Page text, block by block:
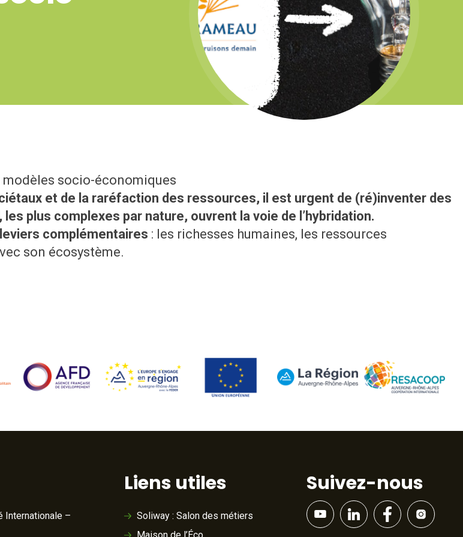
modèles socio-économiques
et de la raréfaction des ressources, il est urgent de (ré)inventer des
plus complexes par nature, ouvrent la voie de l’hybridation.
complémentaires : les richesses humaines, les ressources
son écosystème.
Internationale –
Liens utiles
Soliway : Salon des métiers
Suivez-nous